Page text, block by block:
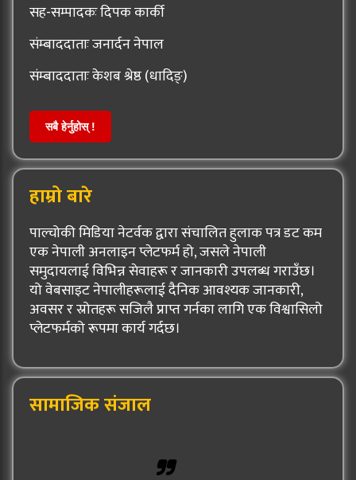
सह-सम्पादकः दिपक कार्की
संम्बाददाताः जनार्दन नेपाल
संम्बाददाताः केशब श्रेष्ठ (धादिङ्)
सबै हेर्नुहोस् !
हाम्रो बारे
पाल्चोकी मिडिया नेटर्वक द्वारा संचालित हुलाक पत्र डट कम
एक नेपाली अनलाइन प्लेटफर्म हो, जसले नेपाली
समुदायलाई विभिन्न सेवाहरू र जानकारी उपलब्ध गराउँछ।
यो वेबसाइट नेपालीहरूलाई दैनिक आवश्यक जानकारी,
अवसर र स्रोतहरू सजिलै प्राप्त गर्नका लागि एक विश्वासिलो
प्लेटफर्मको रूपमा कार्य गर्दछ।
सामाजिक संजाल